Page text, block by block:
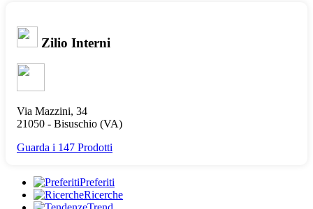
Zilio Interni
Via Mazzini, 34
21050 - Bisuschio (VA)
Guarda i 147 Prodotti
Preferiti
Ricerche